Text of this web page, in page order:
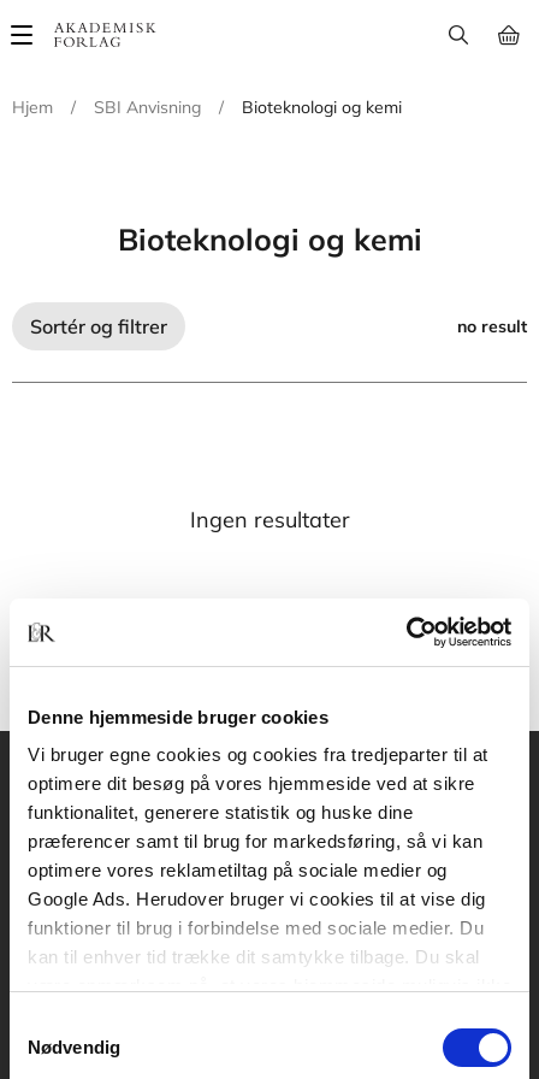
Denne hjemmeside bruger cookies
Vi bruger egne cookies og cookies fra tredjeparter til at
optimere dit besøg på vores hjemmeside ved at sikre
funktionalitet, generere statistik og huske dine
præferencer samt til brug for markedsføring, så vi kan
optimere vores reklametiltag på sociale medier og
Google Ads. Herudover bruger vi cookies til at vise dig
funktioner til brug i forbindelse med sociale medier. Du
kan til enhver tid trække dit samtykke tilbage. Du skal
tilbagetrækker et samtykke.
Nødvendig
Main
Hjem
/ SBI Anvisning / Bioteknologi og kemi
Bioteknologi og kemi
Sortér og filtrer no result
Ingen resultater
Akademisk Forlag
Vognmagergade 11
1120 København K
CVR 76351910
Kontakt kundeservice